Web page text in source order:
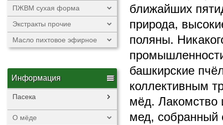
ПЖВМ сухая форма
Экстракты прочие
Масло пихтовое эфирное
Информация
Пасека
О мёде
ближайших
природа,
поляны.
башкирские
коллективным
мёд. Лакомство
мед, собранный